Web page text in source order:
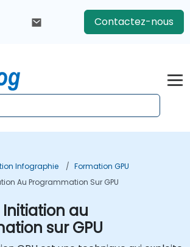
Contactez-nous
Infographie
Formation GPU
Au Programmation Sur GPU
au
sur GPU